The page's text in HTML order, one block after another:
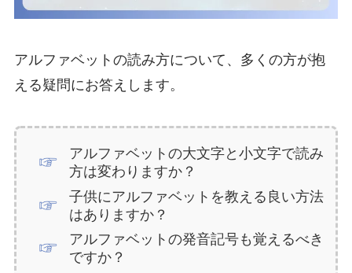
アルファベットの読み方について、多くの方が抱
える疑問にお答えします。
アルファベットの大文字と小文字で読み
方は変わりますか？
子供にアルファベットを教える良い方法
はありますか？
アルファベットの発音記号も覚えるべき
ですか？